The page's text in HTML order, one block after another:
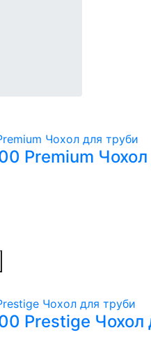
Premium
Prestige Чохол